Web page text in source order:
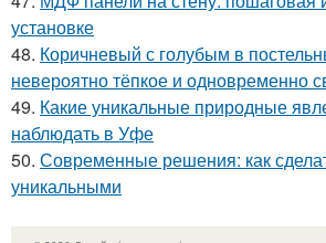
установке
48. Коричневый с голубым в
невероятно тёпкое и одновременно
49. Какие уникальные природные
наблюдать в Уфе
50. Современные решения: как
уникальными